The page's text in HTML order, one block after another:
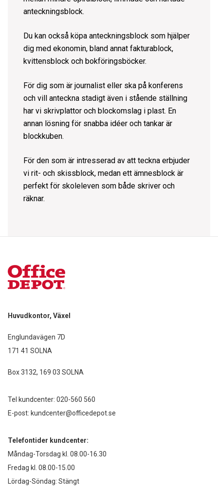
anteckningsblock.
Du kan också köpa anteckningsblock som hjälper
dig med ekonomin, bland annat fakturablock,
kvittensblock och bokföringsböcker.
För dig som är journalist eller ska på konferens
och vill anteckna stadigt även i stående ställning
har vi skrivplattor och blockomslag i plast. En
annan lösning för snabba idéer och tankar är
blockkuben.
För den som är intresserad av att teckna erbjuder
vi rit- och skissblock, medan ett ämnesblock är
perfekt för skoleleven som både skriver och
räknar.
Huvudkontor, Växel
Englundavägen 7D
171 41 SOLNA
Box 3132, 169 03 SOLNA
Tel kundcenter: 020-560 560
E-post: kundcenter@officedepot.se
Telefontider kundcenter:
Måndag-Torsdag kl. 08.00-16.30
Fredag kl. 08.00-15.00
Lördag-Söndag: Stängt